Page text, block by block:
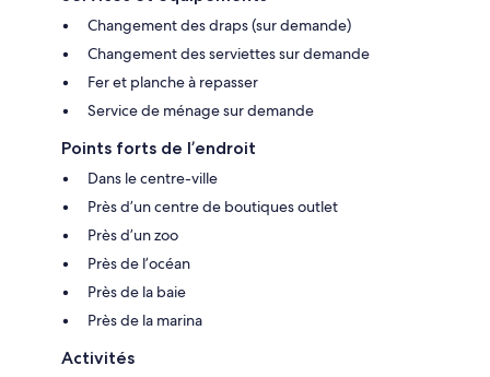
Changement des draps (sur demande)
Changement des serviettes sur demande
Fer et planche à repasser
Service de ménage sur demande
Points forts de l’endroit
Dans le centre-ville
Près d’un centre de boutiques outlet
Près d’un zoo
Près de l’océan
Près de la baie
Près de la marina
Activités